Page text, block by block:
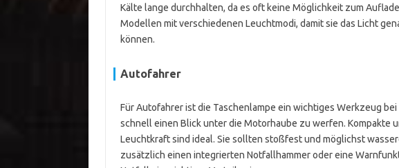
Kälte lange durchhalten, da es oft keine Möglichkeit zum
Modellen mit verschiedenen Leuchtmodi, damit sie das Licht
können.
Autofahrer
Für Autofahrer ist die Taschenlampe ein wichtiges Werkzeug
schnell einen Blick unter die Motorhaube zu werfen. Kompakte
Leuchtkraft sind ideal. Sie sollten stoßfest und möglichst
zusätzlich einen integrierten Notfallhammer oder eine